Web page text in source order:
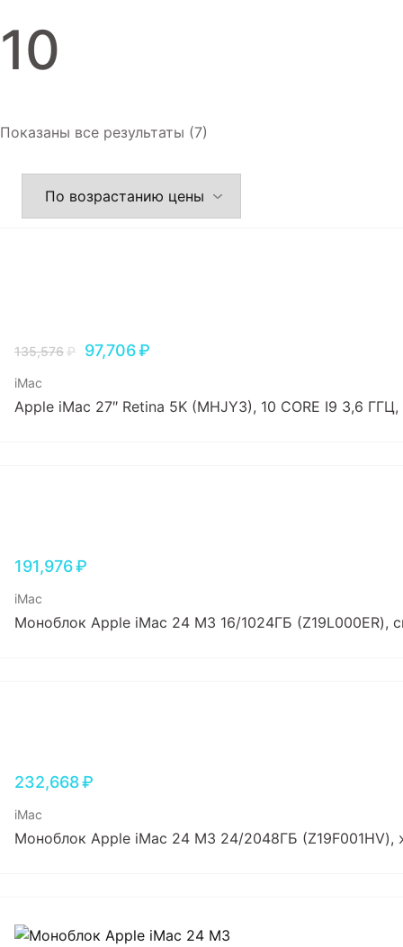
Аксессуары
10
Показаны все результаты (7)
135,576₽ 97,706₽
iMac
Apple iMac 27″ Retina 5K (MHJY3), 10 CORE I9 3,6
191,976₽
iMac
Моноблок Apple iMac 24 M3 16/1024ГБ (Z19L000ER),
232,668₽
iMac
Моноблок Apple iMac 24 M3 24/2048ГБ (Z19F001HV),